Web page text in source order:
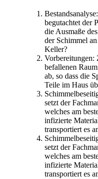
begutachtet der
die Ausmaße
der Schimmel
Keller?
Vorbereitungen:
befallenen
ab, so dass die
Teile im Haus
setzt der
welches am
infizierte
transportiert es
setzt der
welches am
infizierte
transportiert es